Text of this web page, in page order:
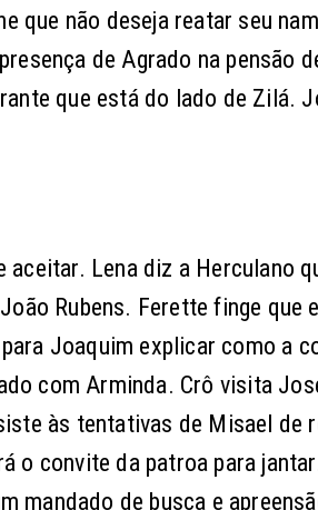
que não deseja reatar seu
de Agrado na pensão
que está do lado de Zilá.
Lena diz a Herculano
Rubens. Ferette finge que
Joaquim explicar como a
com Arminda. Crô visita
às tentativas de Misael de
o convite da patroa para
mandado de busca e